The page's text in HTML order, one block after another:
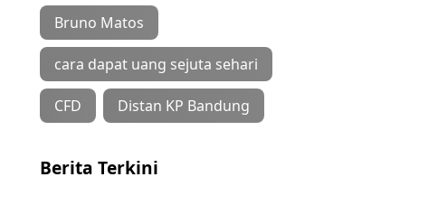
Bruno Matos
cara dapat uang sejuta sehari
CFD Distan KP Bandung
Berita Terkini